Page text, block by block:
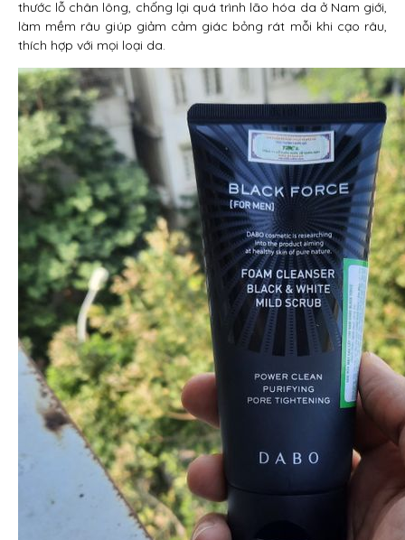
thước lỗ chân lông, chống lại quá trình lão hóa da ở Nam giới,
làm mềm râu giúp giảm cảm giác bỏng rát mỗi khi cạo râu,
thích hợp với mọi loại da.